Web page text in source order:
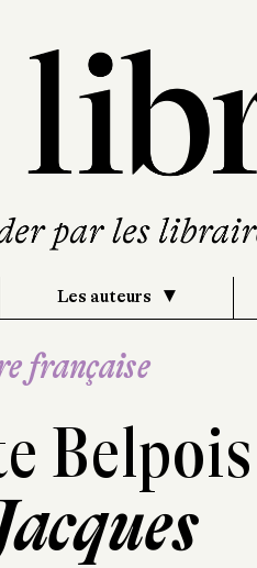
Les auteurs
française
Belpois